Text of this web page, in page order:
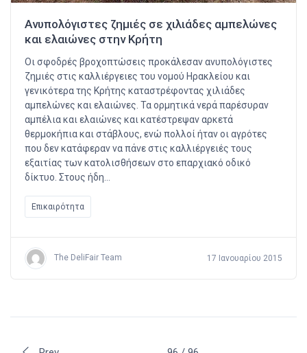
Ανυπολόγιστες ζημιές σε χιλιάδες αμπελώνες
και ελαιώνες στην Κρήτη
Οι σφοδρές βροχοπτώσεις προκάλεσαν ανυπολόγιστες
ζημιές στις καλλιέργειες του νομού Ηρακλείου και
γενικότερα της Κρήτης καταστρέφοντας χιλιάδες
αμπελώνες και ελαιώνες. Τα ορμητικά νερά παρέσυραν
αμπέλια και ελαιώνες και κατέστρεψαν αρκετά
θερμοκήπια και στάβλους, ενώ πολλοί ήταν οι αγρότες
που δεν κατάφεραν να πάνε στις καλλιέργειές τους
εξαιτίας των κατολισθήσεων στο επαρχιακό οδικό
δίκτυο. Στους ήδη…
Επικαιρότητα
The DeliFair Team 17 Ιανουαρίου 2015